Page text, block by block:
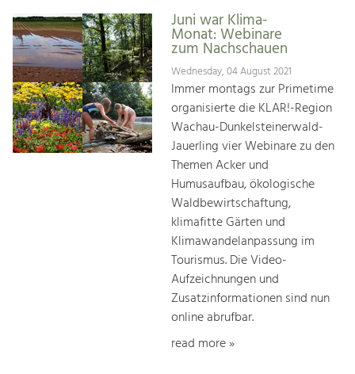
Juni war Klima-
Monat: Webinare
zum Nachschauen
Wednesday, 04 August 2021
Immer montags zur Primetime
organisierte die KLAR!-Region
Wachau-Dunkelsteinerwald-
Jauerling vier Webinare zu den
Themen Acker und
Humusaufbau, ökologische
Waldbewirtschaftung,
klimafitte Gärten und
Klimawandelanpassung im
Tourismus. Die Video-
Aufzeichnungen und
Zusatzinformationen sind nun
online abrufbar.
read more »